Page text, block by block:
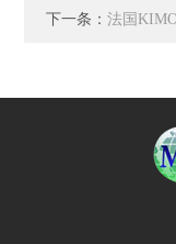
下一条：法国